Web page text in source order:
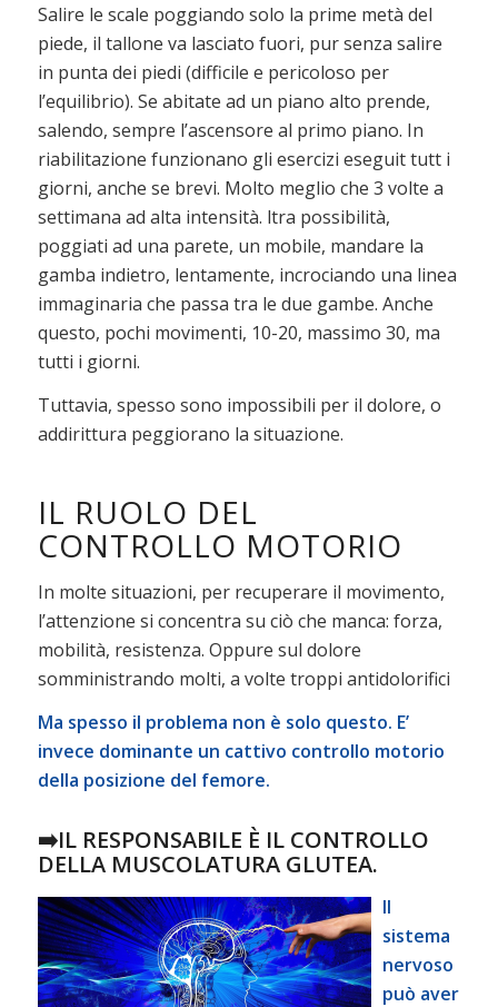
Salire le scale poggiando solo la prime metà del
piede, il tallone va lasciato fuori, pur senza salire
in punta dei piedi (difficile e pericoloso per
l’equilibrio). Se abitate ad un piano alto prende,
salendo, sempre l’ascensore al primo piano. In
riabilitazione funzionano gli esercizi eseguit tutt i
giorni, anche se brevi. Molto meglio che 3 volte a
settimana ad alta intensità. ltra possibilità,
poggiati ad una parete, un mobile, mandare la
gamba indietro, lentamente, incrociando una linea
immaginaria che passa tra le due gambe. Anche
questo, pochi movimenti, 10-20, massimo 30, ma
tutti i giorni.
Tuttavia, spesso sono impossibili per il dolore, o
addirittura peggiorano la situazione.
IL RUOLO DEL
CONTROLLO MOTORIO
In molte situazioni, per recuperare il movimento,
l’attenzione si concentra su ciò che manca: forza,
mobilità, resistenza. Oppure sul dolore
somministrando molti, a volte troppi antidolorifici
Ma spesso il problema non è solo questo. E’
invece dominante un cattivo controllo motorio
della posizione del femore.
➡️IL RESPONSABILE È IL CONTROLLO
DELLA MUSCOLATURA GLUTEA.
Il
sistema
nervoso
può aver